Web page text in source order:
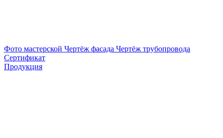
Фото мастерской Чертёж фасада Чертёж трубопровода
Сертификат
Продукция